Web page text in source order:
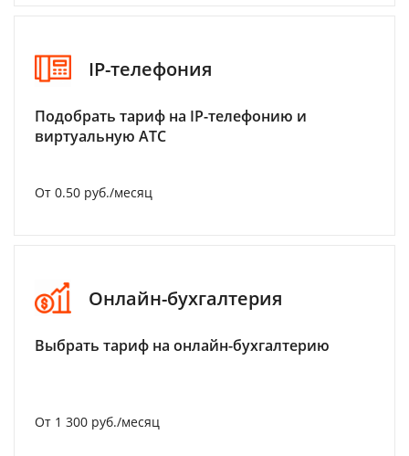
IP-телефония
Подобрать тариф на IP-телефонию и
виртуальную АТС
От 0.50 руб./месяц
Онлайн-бухгалтерия
Выбрать тариф на онлайн-бухгалтерию
От 1 300 руб./месяц